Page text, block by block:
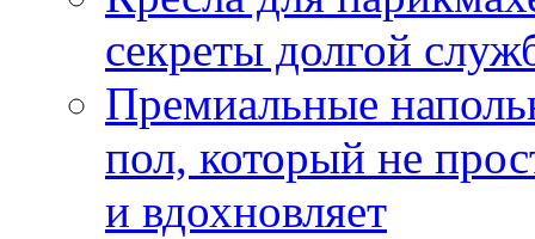
секреты долгой
Премиальные
пол, который не
и вдохновляет